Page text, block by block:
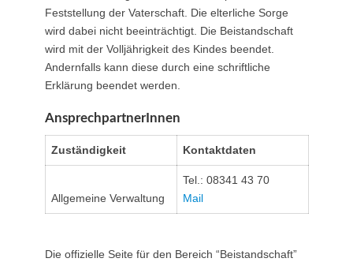
Feststellung der Vaterschaft. Die elterliche Sorge
wird dabei nicht beeinträchtigt. Die Beistandschaft
wird mit der Volljährigkeit des Kindes beendet.
Andernfalls kann diese durch eine schriftliche
Erklärung beendet werden.
AnsprechpartnerInnen
Zuständigkeit Kontaktdaten
Allgemeine Verwaltung
Tel.: 08341 43 70
Mail
Die offizielle Seite für den Bereich “Beistandschaft”